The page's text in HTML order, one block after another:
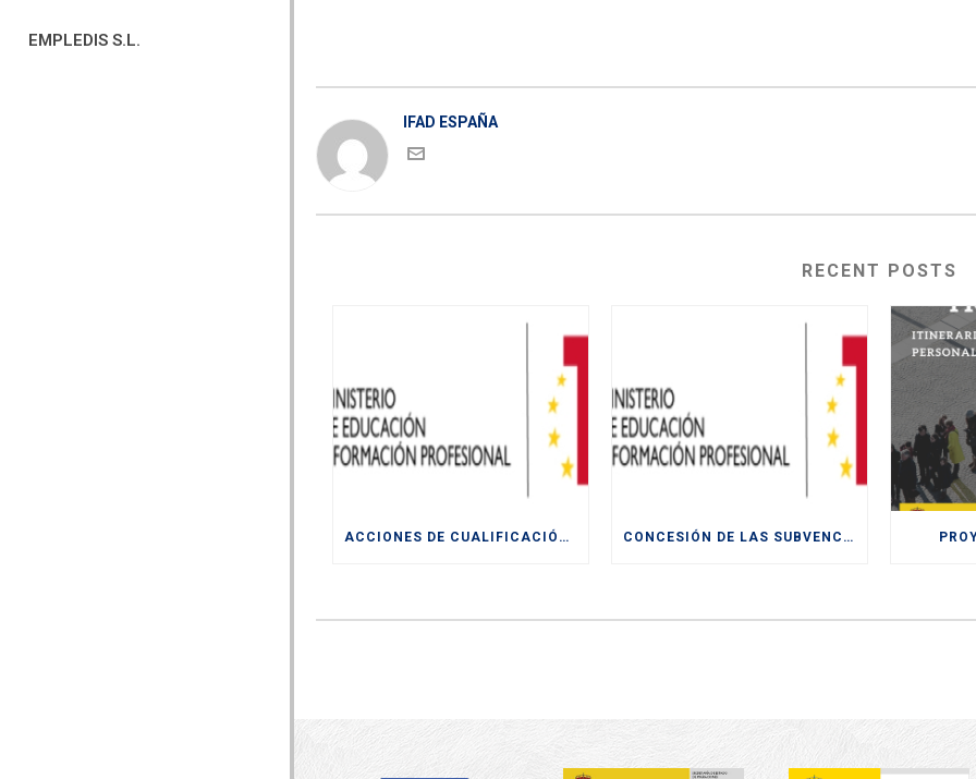
EMPLEDIS S.L.
IFAD ESPAÑA
RECENT POSTS
ACCIONES DE CUALIFICACIÓN Y RECUALIFICACIÓN DE POBLACIÓN ACTIVA. CONCESIÓN DE LAS SUBVENCIONES LA “FORMACIÓN MODULAR DESTINADA A LA CUALIFICACIÓN Y RECUALIFICACIÓN DE LA POBLACIÓN ACTIVA, FINANCIADAS POR LA UE- NEXT